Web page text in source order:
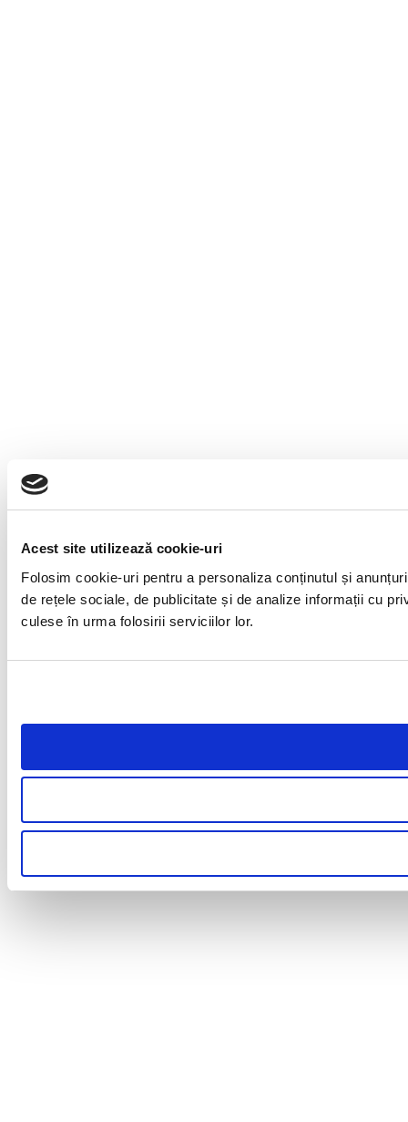
Acest site utilizează cookie-uri
Folosim cookie-uri pentru a personaliza conținutul și
de rețele sociale, de publicitate și de analize informații cu
culese în urma folosirii serviciilor lor.